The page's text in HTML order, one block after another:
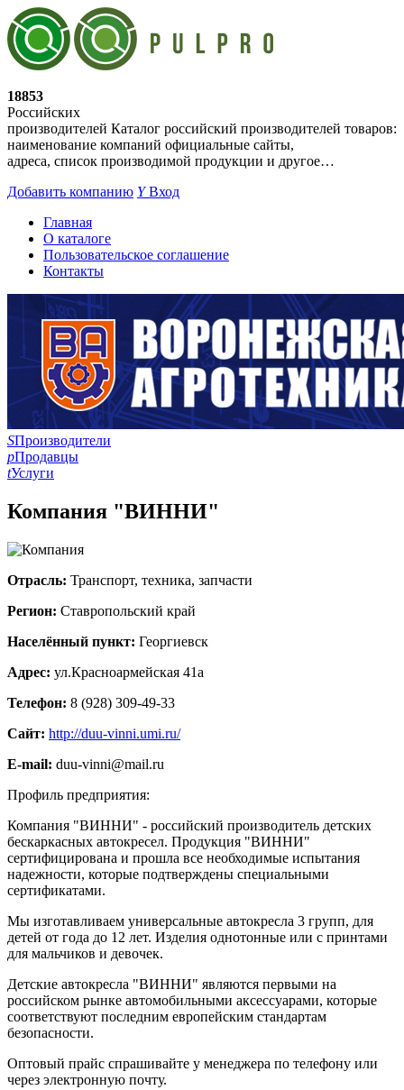
18853
Российских
производителей Каталог российский производителей товаров:
наименование компаний официальные сайты,
адреса, список производимой продукции и другое…
Добавить компанию YВход
Главная
О каталоге
Пользовательское соглашение
Контакты
SПроизводители
pПродавцы
tУслуги
Компания "ВИННИ"
Отрасль: Транспорт, техника, запчасти
Регион: Ставропольский край
Населённый пункт: Георгиевск
Адрес: ул.Красноармейская 41а
Телефон: 8 (928) 309-49-33
Сайт: http://duu-vinni.umi.ru/
E-mail: duu-vinni@mail.ru
Профиль предприятия:
Компания "ВИННИ" - российский производитель детских
бескаркасных автокресел. Продукция "ВИННИ"
сертифицирована и прошла все необходимые испытания
надежности, которые подтверждены специальными
сертификатами.
Мы изготавливаем универсальные автокресла 3 групп, для
детей от года до 12 лет. Изделия однотонные или с принтами
для мальчиков и девочек.
Детские автокресла "ВИННИ" являются первыми на
российском рынке автомобильными аксессуарами, которые
соответствуют последним европейским стандартам
безопасности.
Оптовый прайс спрашивайте у менеджера по телефону или
через электронную почту.